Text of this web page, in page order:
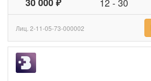
Лиц. 2-11-05-73-000002